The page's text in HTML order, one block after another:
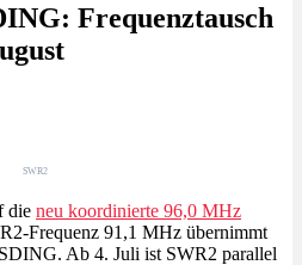
Frequenztausch
SWR2
die neu koordinierte 96,0 MHz
Frequenz 91,1 MHz übernimmt
Ab 4. Juli ist SWR2 parallel